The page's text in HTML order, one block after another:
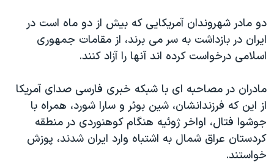
دادگاه حمید نوری
چهل سال گروگان‌گیری
اعتراضات مردمی آبان ۹۸
اسرائیل در جنگ
نرگس محمدی برنده جایزه نوبل صلح
همایش محافظه‌کاران آمریکا «سی‌پک»
دو مادر شهروندان آمریکایی که بیش از دو ماه است در
ایران در بازداشت به سر می برند، از مقامات جمهوری
اسلامی درخواست کرده اند آنها را آزاد کنند.
مادران در مصاحبه ای با شبکه خبری فارسی صدای آمریکا
از این که فرزندانشان، شین بوئر و سارا شورد، همراه با
جوشوا فتال، اواخر ژوئیه هنگام کوهنوردی در منطقه
کردستان عراق شمال به اشتباه وارد ایران شدند، پوزش
خواستند.